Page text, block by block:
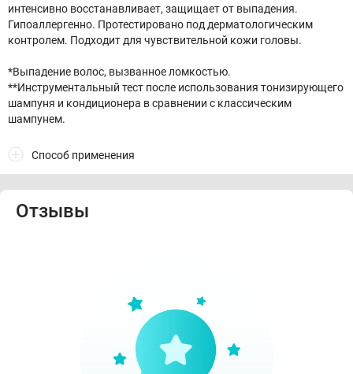
интенсивно восстанавливает, защищает от выпадения.
Гипоаллергенно. Протестировано под дерматологическим
контролем. Подходит для чувствительной кожи головы.
*Выпадение волос, вызванное ломкостью.
**Инструментальный тест после использования тонизирующего
шампуня и кондиционера в сравнении с классическим
шампунем.
Способ применения
Отзывы